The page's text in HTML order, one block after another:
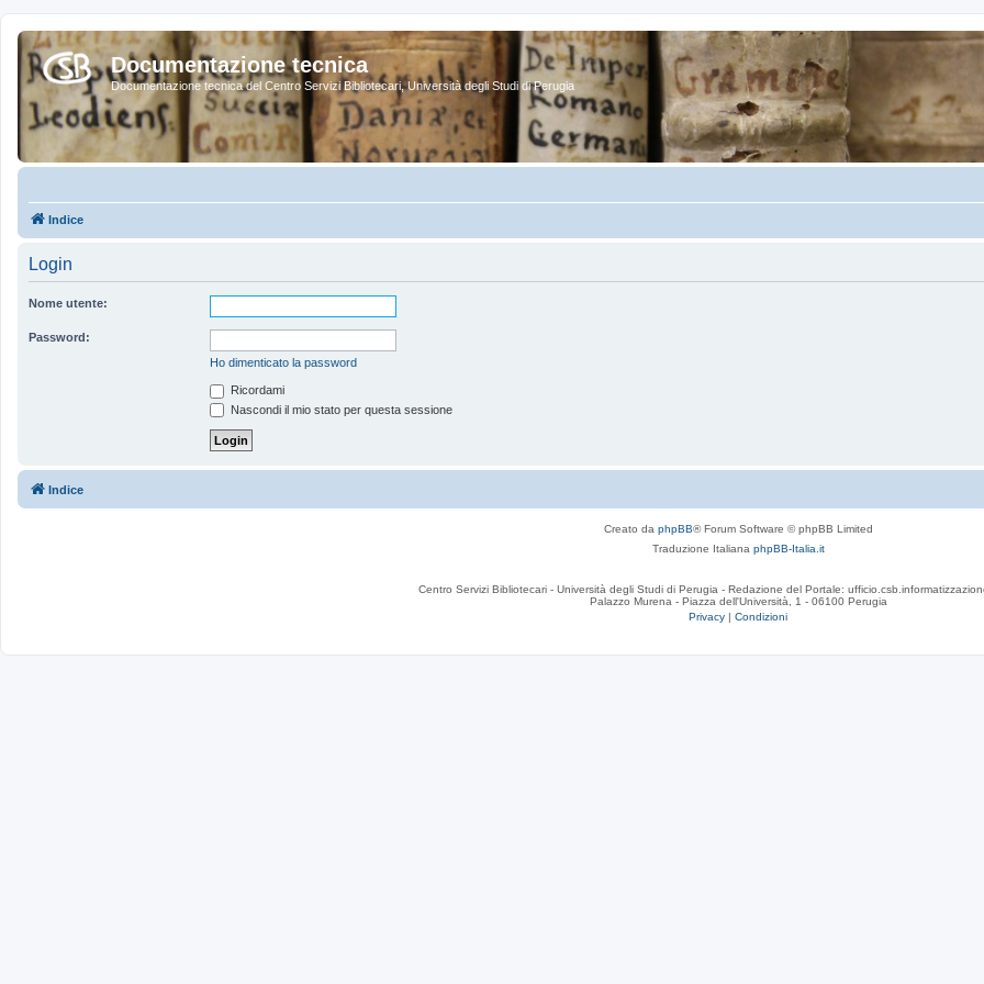
Documentazione tecnica
Documentazione tecnica del Centro Servizi Bibliotecari, Università degli Studi di Perugia
Indice
Login
Nome utente:
Password:
Ho dimenticato la password
Ricordami
Nascondi il mio stato per questa sessione
Indice
Creato da phpBB® Forum Software © phpBB Limited
Traduzione Italiana phpBB-Italia.it
Centro Servizi Bibliotecari - Università degli Studi di Perugia - Redazione del Portale:
Palazzo Murena - Piazza dell'Università, 1 - 06100 Perugia
Privacy | Condizioni